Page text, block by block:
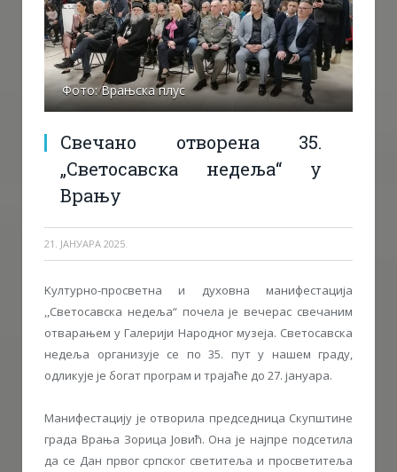
Фото: Врањска плус
Свечано отворена 35.
„Светосавска недеља“ у
Врању
21. ЈАНУАРА 2025.
Kултурно-просветнa и духовна манифестација
,,Светосавска недеља“ почела је вечерас свечаним
отварањем у Галерији Народног музеја. Светосавска
недеља организује се по 35. пут у нашем граду,
одликује је богат програм и трајаће до 27. јануара.
Манифестацију је отворила председница Скупштине
града Врања Зорица Јовић. Она је најпре подсетила
да се Дан првог српског светитеља и просветитеља